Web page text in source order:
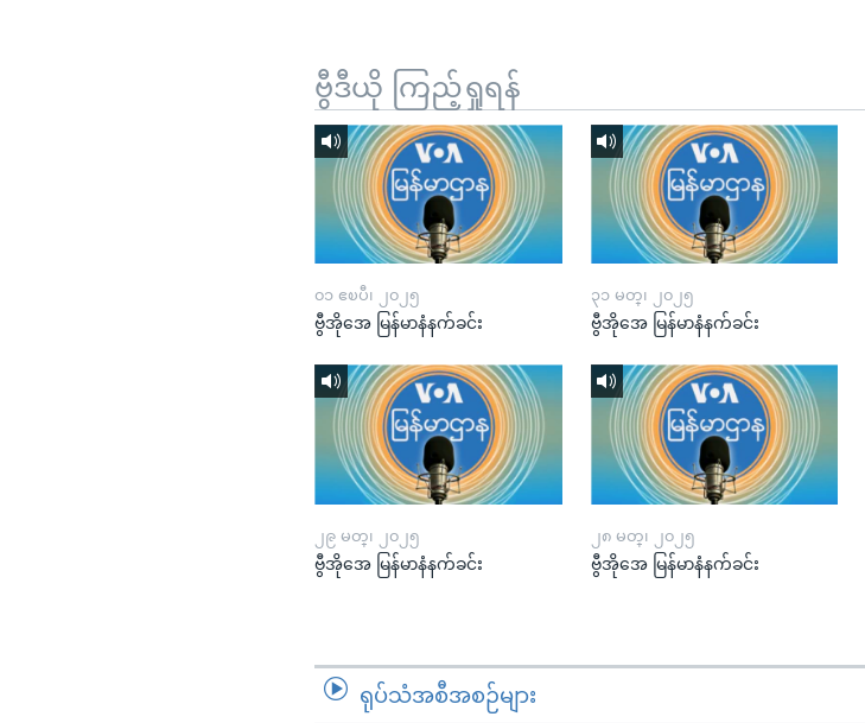
ဗွီဒီယို ကြည့်ရှုရန်
၀၁ ဧၿပီ၊ ၂၀၂၅
ဗွီအိုအေ မြန်မာနံနက်ခင်း
၃၁ မတ္၊ ၂၀၂၅
ဗွီအိုအေ မြန်မာနံနက်ခင်း
၂၉ မတ္၊ ၂၀၂၅
ဗွီအိုအေ မြန်မာနံနက်ခင်း
၂၈ မတ္၊ ၂၀၂၅
ဗွီအိုအေ မြန်မာနံနက်ခင်း
ရုပ်သံအစီအစဉ်များ